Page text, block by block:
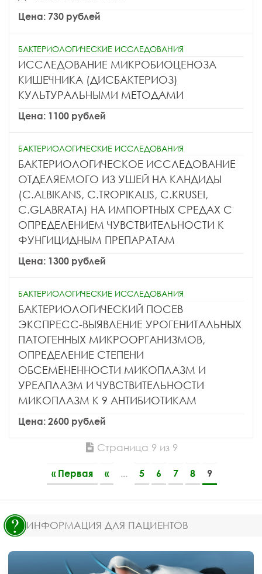
Цена: 730 рублей
БАКТЕРИОЛОГИЧЕСКИЕ ИССЛЕДОВАНИЯ
ИССЛЕДОВАНИЕ МИКРОБИОЦЕНОЗА
КИШЕЧНИКА (ДИСБАКТЕРИОЗ)
КУЛЬТУРАЛЬНЫМИ МЕТОДАМИ
Цена: 1100 рублей
БАКТЕРИОЛОГИЧЕСКИЕ ИССЛЕДОВАНИЯ
БАКТЕРИОЛОГИЧЕСКОЕ ИССЛЕДОВАНИЕ
ОТДЕЛЯЕМОГО ИЗ УШЕЙ НА КАНДИДЫ
(C.ALBIKANS, C.TROPIKALIS, C.KRUSEI,
C.GLABRATA) НА ИМПОРТНЫХ СРЕДАХ С
ОПРЕДЕЛЕНИЕМ ЧУВСТВИТЕЛЬНОСТИ К
ФУНГИЦИДНЫМ ПРЕПАРАТАМ
Цена: 1300 рублей
БАКТЕРИОЛОГИЧЕСКИЕ ИССЛЕДОВАНИЯ
БАКТЕРИОЛОГИЧЕСКИЙ ПОСЕВ
ЭКСПРЕСС-ВЫЯВЛЕНИЕ УРОГЕНИТАЛЬНЫХ
ПАТОГЕННЫХ МИКРООРГАНИЗМОВ,
ОПРЕДЕЛЕНИЕ СТЕПЕНИ
ОБСЕМЕНЕННОСТИ МИКОПЛАЗМ И
УРЕАПЛАЗМ И ЧУВСТВИТЕЛЬНОСТИ
МИКОПЛАЗМ К 9 АНТИБИОТИКАМ
Цена: 2600 рублей
Страница 9 из 9
« Первая « ... 5 6 7 8 9
ИНФОРМАЦИЯ ДЛЯ ПАЦИЕНТОВ